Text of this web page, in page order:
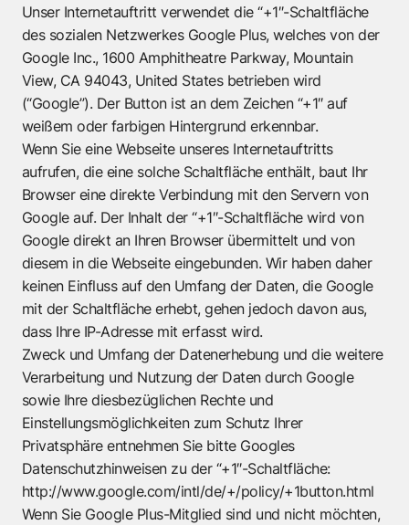
Unser Internetauftritt verwendet die “+1″-Schaltfläche
des sozialen Netzwerkes Google Plus, welches von der
Google Inc., 1600 Amphitheatre Parkway, Mountain
View, CA 94043, United States betrieben wird
(“Google”). Der Button ist an dem Zeichen “+1″ auf
weißem oder farbigen Hintergrund erkennbar.
Wenn Sie eine Webseite unseres Internetauftritts
aufrufen, die eine solche Schaltfläche enthält, baut Ihr
Browser eine direkte Verbindung mit den Servern von
Google auf. Der Inhalt der “+1″-Schaltfläche wird von
Google direkt an Ihren Browser übermittelt und von
diesem in die Webseite eingebunden. Wir haben daher
keinen Einfluss auf den Umfang der Daten, die Google
mit der Schaltfläche erhebt, gehen jedoch davon aus,
dass Ihre IP-Adresse mit erfasst wird.
Zweck und Umfang der Datenerhebung und die weitere
Verarbeitung und Nutzung der Daten durch Google
sowie Ihre diesbezüglichen Rechte und
Einstellungsmöglichkeiten zum Schutz Ihrer
Privatsphäre entnehmen Sie bitte Googles
Datenschutzhinweisen zu der “+1″-Schaltfläche:
http://www.google.com/intl/de/+/policy/+1button.html
Wenn Sie Google Plus-Mitglied sind und nicht möchten,